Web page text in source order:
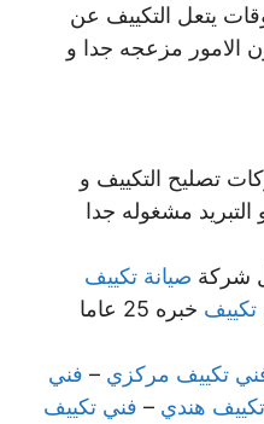
يتعل التكييف عن
الامور مزعجه جدا و
تصليح التكييف و
مشغوله جدا
شركة صيانة تكييف
تكييف
خبره 25 عاما
تكييف مركزي – فني
هندي – فني تكييف